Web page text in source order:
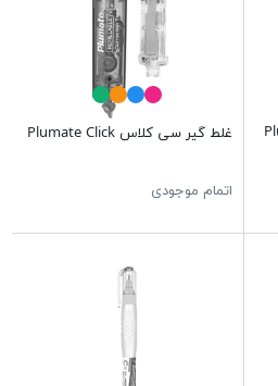
غلط گير سی کلاس Plumate Click
اتمام موجودی